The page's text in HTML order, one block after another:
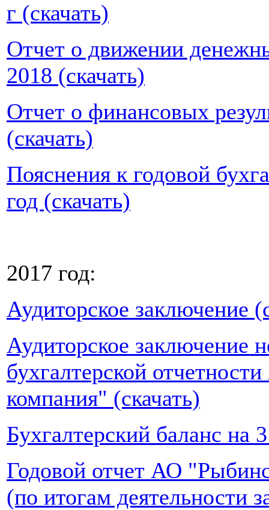
г (скачать)
Отчет о движении
2018 (скачать)
Отчет о финансовых
(скачать)
Пояснения к годовой
год (скачать)
2017 год:
Аудиторское заключение
Аудиторское заключение
бухгалтерской
компания" (скачать)
Бухгалтерский баланс на
Годовой отчет АО
(по итогам деятельности